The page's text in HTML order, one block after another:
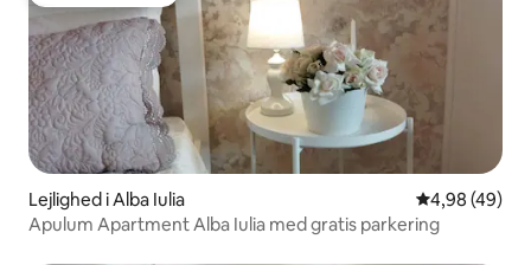
Lejlighed i Alba Iulia 4,98 ud af 5 i
4,98 (49)
Apulum Apartment Alba Iulia med gratis parkering